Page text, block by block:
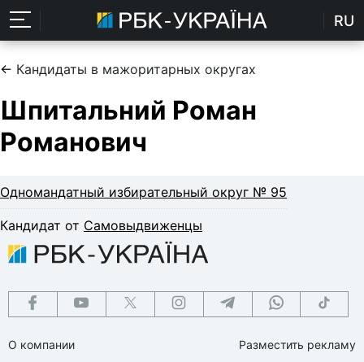
RU
← Кандидаты в мажоритарных округах
Шпитальний Роман
Романович
Одномандатный избирательный округ № 95
Кандидат от Самовыдвиженцы
О компании
Разместить рекламу